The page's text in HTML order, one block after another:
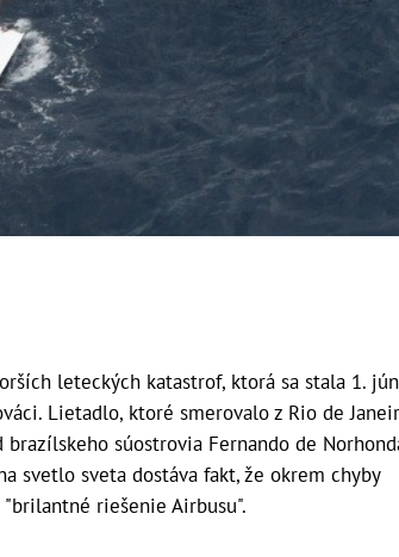
leteckých katastrof, ktorá sa stala 1.
Lietadlo, ktoré smerovalo z Rio de
súostrovia Fernando de
svetlo sveta dostáva fakt, že okrem chyby
riešenie Airbusu".